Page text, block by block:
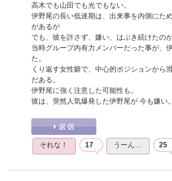
高木でも山田でも光でもない。
伊野尾の長い低迷期は、出来事を内側にた
があるが
でも、彼を許さず、嫌い、はぶき続けたのが
当時グループ内有力メンバーだった事が、
た。
くり返す女性癖で、中心的ポジションから
だある。
伊野尾に強く注意した可能性も。
彼は、突然人気爆発した伊野尾が 今も嫌い。
それな！ 17 うーん… 25